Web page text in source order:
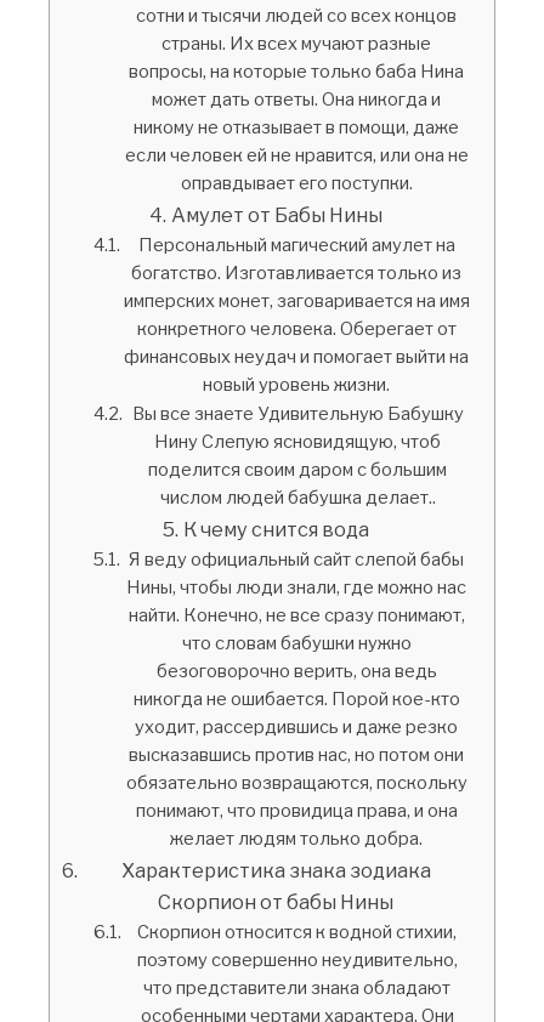
сотни и тысячи людей со всех концов
страны. Их всех мучают разные
вопросы, на которые только баба Нина
может дать ответы. Она никогда и
никому не отказывает в помощи, даже
если человек ей не нравится, или она не
оправдывает его поступки.
Амулет от Бабы Нины
Персональный магический амулет на
богатство. Изготавливается только из
имперских монет, заговаривается на имя
конкретного человека. Оберегает от
финансовых неудач и помогает выйти на
новый уровень жизни.
Вы все знаете Удивительную Бабушку
Нину Слепую ясновидящую, чтоб
поделится своим даром с большим
числом людей бабушка делает..
К чему снится вода
Я веду официальный сайт слепой бабы
Нины, чтобы люди знали, где можно нас
найти. Конечно, не все сразу понимают,
что словам бабушки нужно
безоговорочно верить, она ведь
никогда не ошибается. Порой кое-кто
уходит, рассердившись и даже резко
высказавшись против нас, но потом они
обязательно возвращаются, поскольку
понимают, что провидица права, и она
желает людям только добра.
Характеристика знака зодиака
Скорпион от бабы Нины
Скорпион относится к водной стихии,
поэтому совершенно неудивительно,
что представители знака обладают
особенными чертами характера. Они